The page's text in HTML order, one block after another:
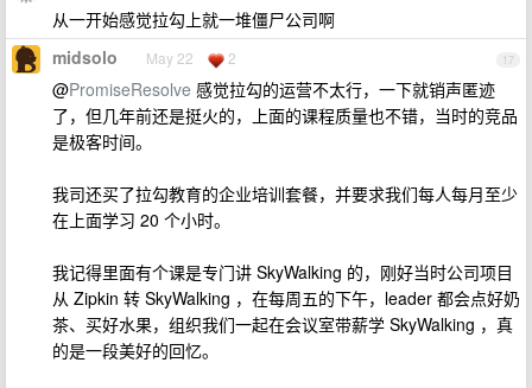
从一开始感觉拉勾上就一堆僵尸公司啊
17
midsolo May 22 2
@PromiseResolve 感觉拉勾的运营不太行，一下就销声匿迹
了，但几年前还是挺火的，上面的课程质量也不错，当时的竞品
是极客时间。
我司还买了拉勾教育的企业培训套餐，并要求我们每人每月至少
在上面学习 20 个小时。
我记得里面有个课是专门讲 SkyWalking 的，刚好当时公司项目
从 Zipkin 转 SkyWalking ，在每周五的下午，leader 都会点好奶
茶、买好水果，组织我们一起在会议室带薪学 SkyWalking ，真
的是一段美好的回忆。